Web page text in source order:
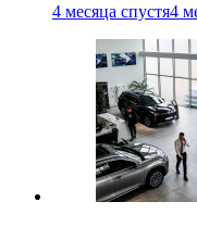
4 месяца спустя4